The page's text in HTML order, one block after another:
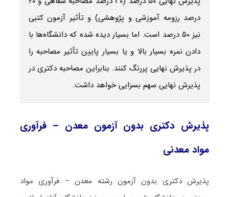
درصد رزومه آموزشی و پژوهشی) و تأثیر آزمون کتبی
نیز ۵۰ درصد است. اما بسیار دیده شده که دانشگاه‌ها با
دادن نمره بسیار بالا و یا بسیار پایین تأثیر مصاحبه را
در پذیرش نهایی پررنگ کنند. بنابراین مصاحبه دکتری در
پذیرش نهایی سهم بسزایی خواهد داشت.
پذیرش دکتری بدون آزمون معدن – فرآوری
مواد معدنی
پذیرش دکتری بدون آزمون رشته معدن – فرآوری مواد